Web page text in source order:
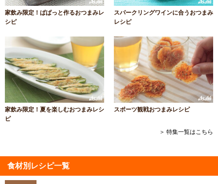
家飲み限定！ぱぱっと作るおつまみレ
シピ
スパークリングワインに合うおつまみ
レシピ
家飲み限定！夏を楽しむおつまみレシ
ピ
スポーツ観戦おつまみレシピ
＞ 特集一覧はこちら
食材別レシピ一覧